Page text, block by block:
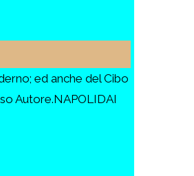
ed anche del Cibo
Autore.NAPOLIDAI